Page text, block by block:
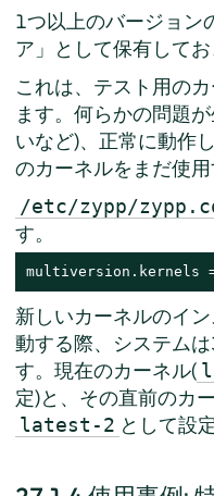
1つ以上のバージョン
ア 」 として保有してお
これは、テスト用の
ます。何らかの問題
いなど)、正常に動作
のカーネルをまだ使用
/etc/zypp/
す。
新しいカーネルのイ
動する際、システム
す。現在のカーネル(
定)と、その直前のカ
latest-2 として設